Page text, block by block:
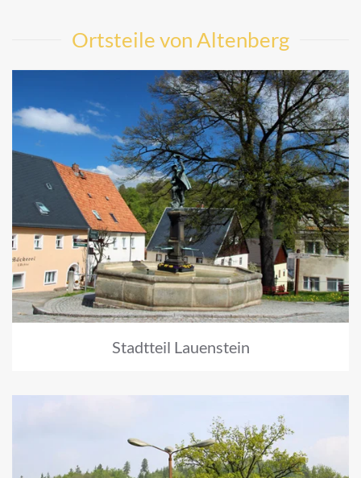
Ortsteile von Altenberg
Stadtteil Lauenstein